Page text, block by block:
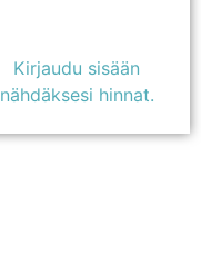
Kirjaudu sisään
nähdäksesi hinnat.